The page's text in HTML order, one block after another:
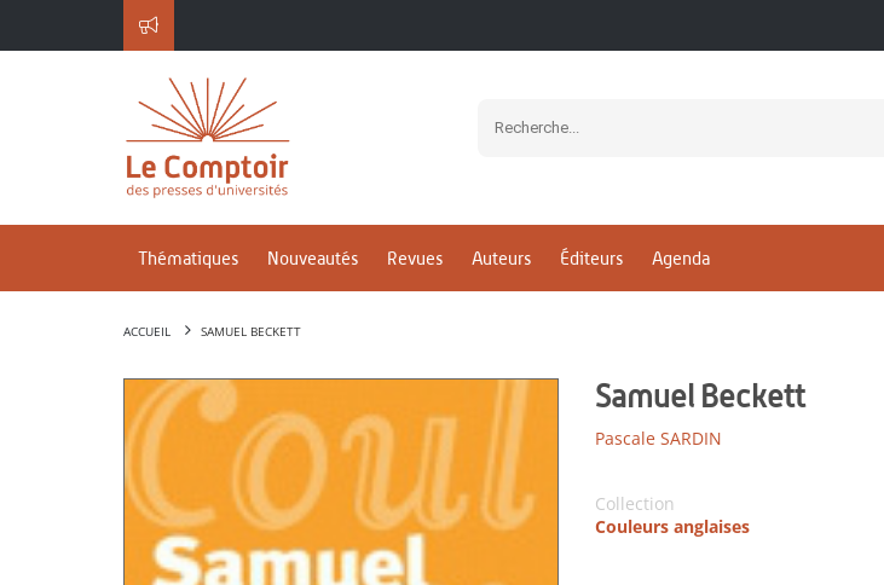
Thématiques Nouveautés Revues Auteurs Éditeurs Agenda
ACCUEIL SAMUEL BECKETT
Samuel Beckett
Pascale SARDIN
Collection
Couleurs anglaises